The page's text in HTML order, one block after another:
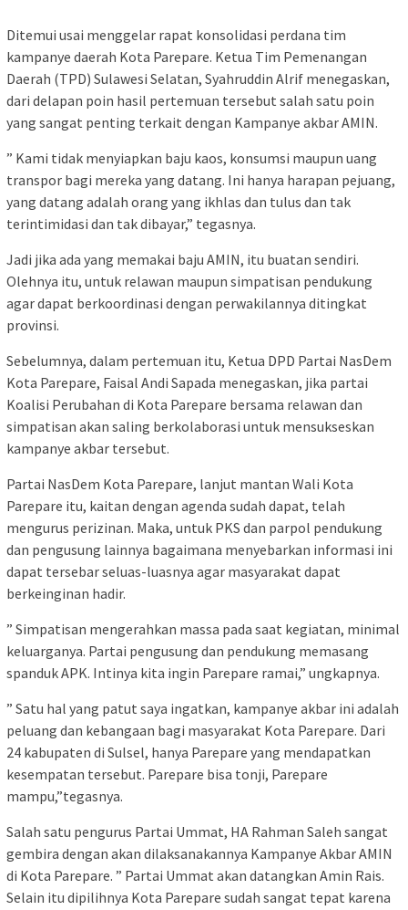
Ditemui usai menggelar rapat konsolidasi perdana tim
kampanye daerah Kota Parepare. Ketua Tim Pemenangan
Daerah (TPD) Sulawesi Selatan, Syahruddin Alrif menegaskan,
dari delapan poin hasil pertemuan tersebut salah satu poin
yang sangat penting terkait dengan Kampanye akbar AMIN.
” Kami tidak menyiapkan baju kaos, konsumsi maupun uang
transpor bagi mereka yang datang. Ini hanya harapan pejuang,
yang datang adalah orang yang ikhlas dan tulus dan tak
terintimidasi dan tak dibayar,” tegasnya.
Jadi jika ada yang memakai baju AMIN, itu buatan sendiri.
Olehnya itu, untuk relawan maupun simpatisan pendukung
agar dapat berkoordinasi dengan perwakilannya ditingkat
provinsi.
Sebelumnya, dalam pertemuan itu, Ketua DPD Partai NasDem
Kota Parepare, Faisal Andi Sapada menegaskan, jika partai
Koalisi Perubahan di Kota Parepare bersama relawan dan
simpatisan akan saling berkolaborasi untuk mensukseskan
kampanye akbar tersebut.
Partai NasDem Kota Parepare, lanjut mantan Wali Kota
Parepare itu, kaitan dengan agenda sudah dapat, telah
mengurus perizinan. Maka, untuk PKS dan parpol pendukung
dan pengusung lainnya bagaimana menyebarkan informasi ini
dapat tersebar seluas-luasnya agar masyarakat dapat
berkeinginan hadir.
” Simpatisan mengerahkan massa pada saat kegiatan, minimal
keluarganya. Partai pengusung dan pendukung memasang
spanduk APK. Intinya kita ingin Parepare ramai,” ungkapnya.
” Satu hal yang patut saya ingatkan, kampanye akbar ini adalah
peluang dan kebangaan bagi masyarakat Kota Parepare. Dari
24 kabupaten di Sulsel, hanya Parepare yang mendapatkan
kesempatan tersebut. Parepare bisa tonji, Parepare
mampu,”tegasnya.
Salah satu pengurus Partai Ummat, HA Rahman Saleh sangat
gembira dengan akan dilaksanakannya Kampanye Akbar AMIN
di Kota Parepare. ” Partai Ummat akan datangkan Amin Rais.
Selain itu dipilihnya Kota Parepare sudah sangat tepat karena